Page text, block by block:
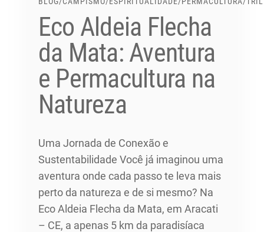
Eco Aldeia Flecha
da Mata: Aventura
e Permacultura na
Natureza
Uma Jornada de Conexão e
Sustentabilidade Você já imaginou uma
aventura onde cada passo te leva mais
perto da natureza e de si mesmo? Na
Eco Aldeia Flecha da Mata, em Aracati
– CE, a apenas 5 km da paradisíaca